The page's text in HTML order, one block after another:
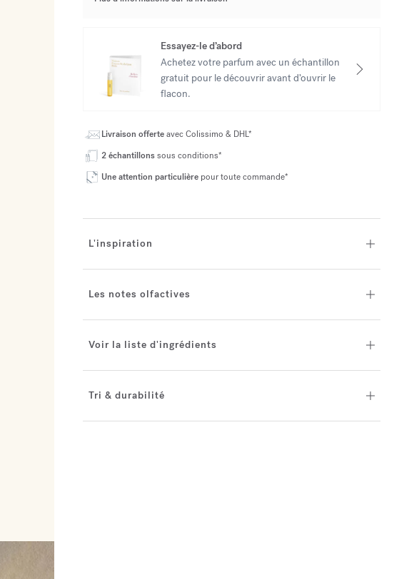
Essayez-le d’abord
Achetez votre parfum avec un échantillon
gratuit pour le découvrir avant d’ouvrir le
flacon.
Livraison offerteavec Colissimo & DHL*
2 échantillonssous conditions*
Une attention particulière pour toute commande*
L'inspiration
Les notes olfactives
Voir la liste d'ingrédients
Tri & durabilité